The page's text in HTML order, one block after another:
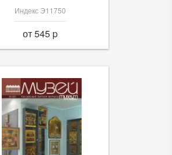
Индекс Э11750
от 545 p